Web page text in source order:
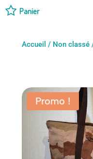
Accueil / Non classé/
Promo !
Panier